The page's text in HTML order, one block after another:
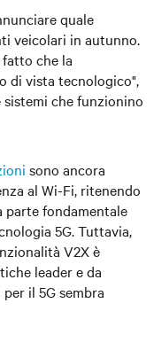
quale
veicolari in autunno.
che la
di vista tecnologico",
che funzionino
sono ancora
al Wi-Fi, ritenendo
parte fondamentale
5G. Tuttavia,
V2X è
leader e da
il 5G sembra